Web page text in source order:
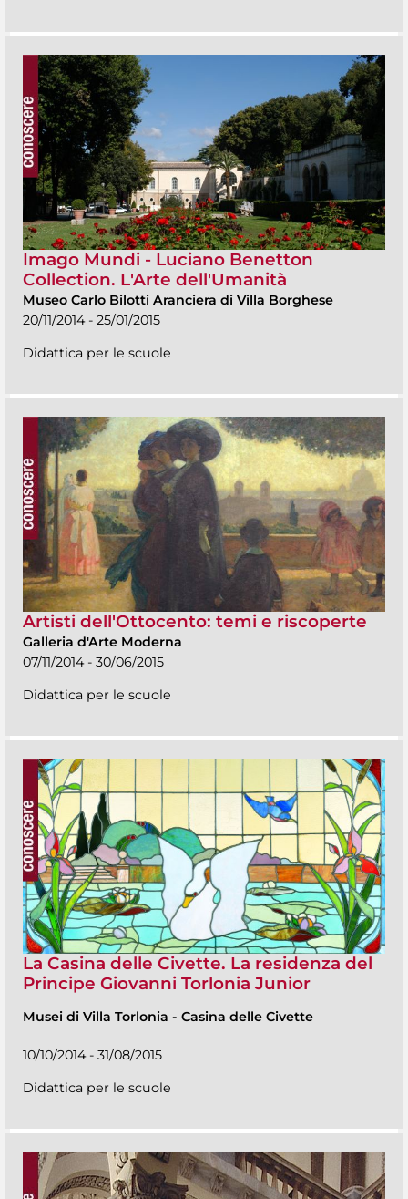
Imago Mundi - Luciano Benetton
Collection. L'Arte dell'Umanità
Museo Carlo Bilotti Aranciera di Villa Borghese
20/11/2014 - 25/01/2015
Didattica per le scuole
Artisti dell'Ottocento: temi e riscoperte
Galleria d'Arte Moderna
07/11/2014 - 30/06/2015
Didattica per le scuole
La Casina delle Civette. La residenza del
Principe Giovanni Torlonia Junior
Musei di Villa Torlonia - Casina delle Civette
10/10/2014 - 31/08/2015
Didattica per le scuole